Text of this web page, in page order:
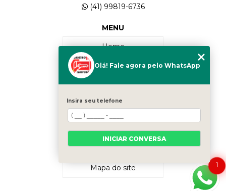
(41) 99819-6736
MENU
Home
Quem Somos
Contato
Categorias
Mapa do site 1
Olá! Fale agora pelo WhatsApp
Insira seu telefone
INICIAR CONVERSA